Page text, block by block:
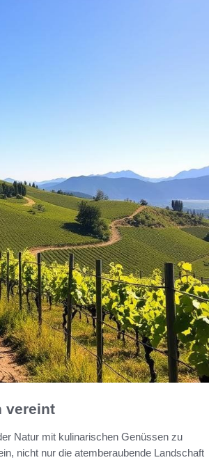
vereint
Natur mit kulinarischen Genüssen zu
nicht nur die atemberaubende Landschaft